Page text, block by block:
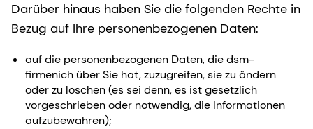
Darüber hinaus haben Sie die folgenden Rechte in
Bezug auf Ihre personenbezogenen Daten:
auf die personenbezogenen Daten, die dsm-
firmenich über Sie hat, zuzugreifen, sie zu ändern
oder zu löschen (es sei denn, es ist gesetzlich
vorgeschrieben oder notwendig, die Informationen
aufzubewahren);